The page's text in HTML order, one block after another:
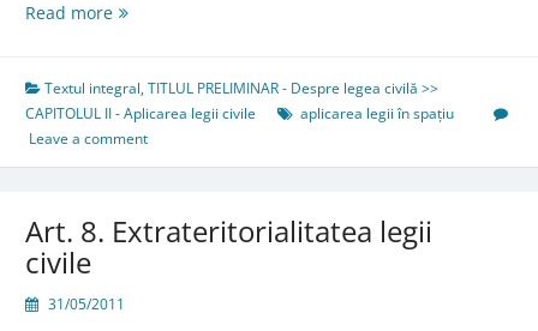
Read moreArt.
legii
civile
Textul integral,TITLUL PRELIMINAR - Despre legea civilă >>
CAPITOLUL II - Aplicarea legii civile
aplicarea legii în spațiu
Leave a comment
Art. 8. Extrateritorialitatea legii
civile
31/05/2011